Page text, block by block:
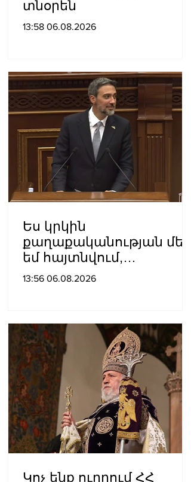
տնօրեն
13:58 06.08.2026
Ես կրկին
քաղաքականության մեջ
եմ հայտնվում,
որովհետև
Վարդևանյան
13:56 06.08.2026
Կոչ ենք ուղղում ՀՀ